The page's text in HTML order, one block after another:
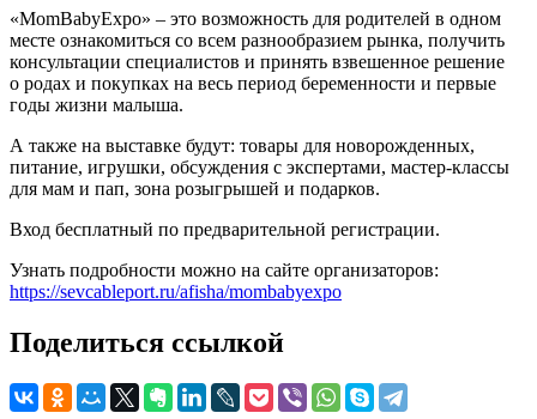
«MomBabyExpo» – это возможность для родителей в одном
месте ознакомиться со всем разнообразием рынка, получить
консультации специалистов и принять взвешенное решение
о родах и покупках на весь период беременности и первые
годы жизни малыша.
А также на выставке будут: товары для новорожденных,
питание, игрушки, обсуждения с экспертами, мастер-классы
для мам и пап, зона розыгрышей и подарков.
Вход бесплатный по предварительной регистрации.
Узнать подробности можно на сайте организаторов:
https://sevcableport.ru/afisha/mombabyexpo
Поделиться ссылкой